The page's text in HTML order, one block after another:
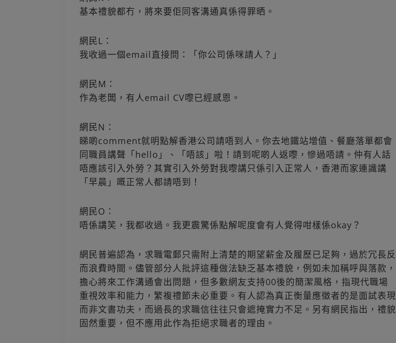
基本禮貌都冇，將來要佢同客溝通真係得罪晒。
網民L：
我收過一個email直接問：「你公司係咪請人？」
網民M：
作為老闆，有人email CV嚟已經感恩。
網民N：
睇啲comment就明點解香港公司請唔到人。你去地鐵站增值、餐廳落單都會
同職員講聲「hello」、「唔該」啦！請到呢啲人返嚟，慘過唔請。仲有人話
唔應該引入外勞？其實引入外勞對我嚟講只係引入正常人，香港而家連識講
「早晨」嘅正常人都請唔到！
網民O：
唔係講笑，我都收過。我更震驚係點解呢度會有人覺得咁樣係okay？
網民普遍認為，求職電郵只需附上清楚的期望薪金及履歷已足夠，過於冗長反
而浪費時間。儘管部分人批評這種做法缺乏基本禮貌，例如未加稱呼與落款，
擔心將來工作溝通會出問題，但多數網友支持00後的簡潔風格，指現代職場
重視效率和能力，繁複禮節未必重要。有人認為真正衡量應徵者的是面試表現
而非文書功夫，而過長的求職信往往只會遮掩實力不足。另有網民指出，禮貌
固然重要，但不應用此作為拒絕求職者的理由。